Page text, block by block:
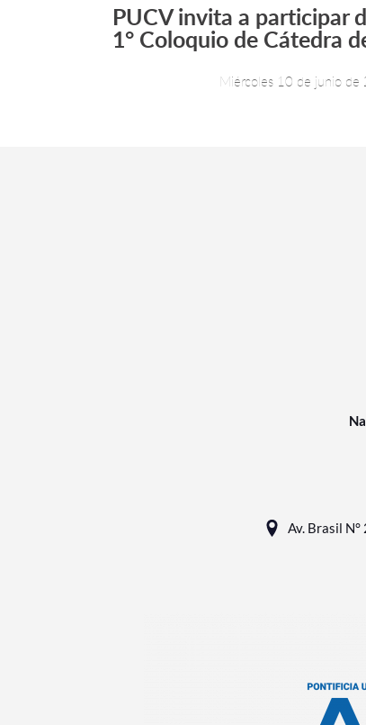
Leer más
PUCV invita a participar
1° Coloquio de Cátedra
Miércoles 10 de junio de
Av. Brasil